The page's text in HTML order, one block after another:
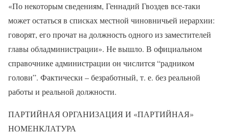
«По некоторым сведениям, Геннадий Гвоздев все-таки
может остаться в списках местной чиновничьей иерархии:
говорят, его прочат на должность одного из заместителей
главы обладминистрации». Не вышло. В официальном
справочнике администрации он числится “радником
голови”. Фактически – безработный, т. е. без реальной
работы и реальной должности.
ПАРТИЙНАЯ ОРГАНИЗАЦИЯ И «ПАРТИЙНАЯ»
НОМЕНКЛАТУРА